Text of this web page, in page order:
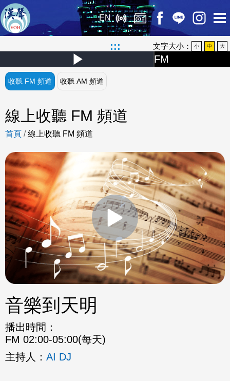
EN
Play
Video
FM
明
FM 02:00-05:00(每天)
::: 文字大小： 小 中 大
收聽 FM 頻道 收聽 AM 頻道
線上收聽 FM 頻道
首頁 /線上收聽 FM 頻道
音樂到天明
播出時間：
FM 02:00-05:00(每天)
主持人： AI DJ